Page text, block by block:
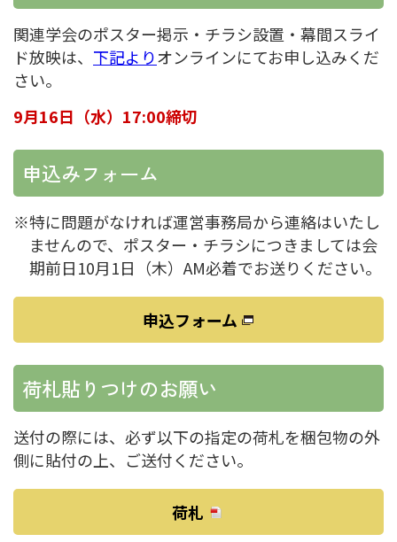
関連学会のポスター掲示・チラシ設置・幕間スライ
ド放映は、 下記よりオンラインにてお申し込みくだ
さい。
9月16日（水）17:00締切
申込みフォーム
特に問題がなければ運営事務局から連絡はいたし
ませんので、ポスター・チラシにつきましては会
期前日10月1日（木）AM必着でお送りください。
申込フォーム
荷札貼りつけのお願い
送付の際には、必ず以下の指定の荷札を梱包物の外
側に貼付の上、ご送付ください。
荷札